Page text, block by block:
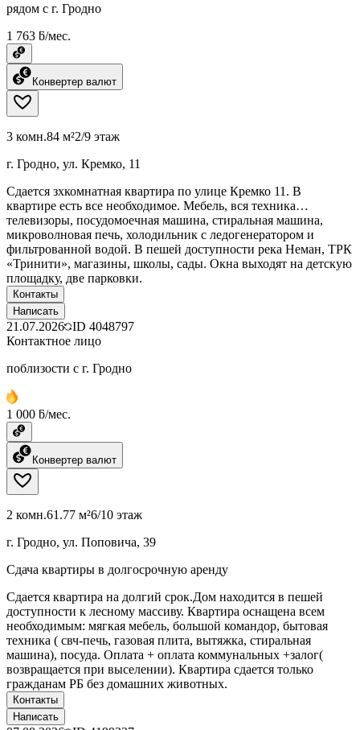
рядом с г. Гродно
1 763 ƃ/мес.
Конвертер валют
3 комн.84 м²2/9 этаж
г. Гродно, ул. Кремко, 11
Сдается зхкомнатная квартира по улице Кремко 11. В
квартире есть все необходимое. Мебель, вся техника…
телевизоры, посудомоечная машина, стиральная машина,
микроволновая печь, холодильник с ледогенератором и
фильтрованной водой. В пешей доступности река Неман, ТРК
«Тринити», магазины, школы, сады. Окна выходят на детскую
площадку, две парковки.
Контакты
Написать
21.07.2026 ID 4048797
Контактное лицо
поблизости с г. Гродно
1 000 ƃ/мес.
Конвертер валют
2 комн.61.77 м²6/10 этаж
г. Гродно, ул. Поповича, 39
Сдача квартиры в долгосрочную аренду
Сдается квартира на долгий срок.Дом находится в пешей
доступности к лесному массиву. Квартира оснащена всем
необходимым: мягкая мебель, большой командор, бытовая
техника ( свч-печь, газовая плита, вытяжка, стиральная
машина), посуда. Оплата + оплата коммунальных +залог(
возвращается при выселении). Квартира сдается только
гражданам РБ без домашних животных.
Контакты
Написать